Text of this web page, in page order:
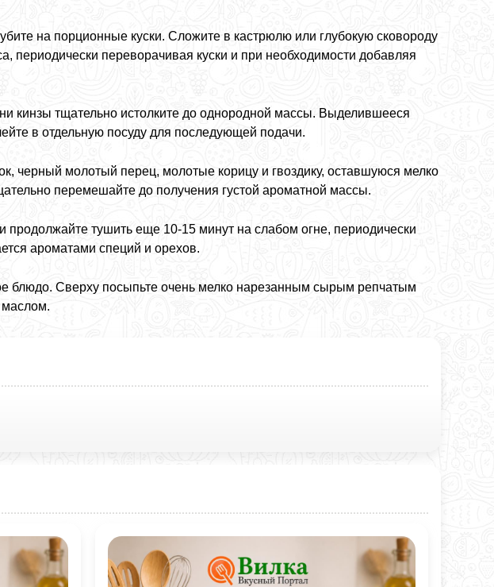
на порционные куски. Сложите в кастрюлю или глубокую сковороду
периодически переворачивая куски и при необходимости добавляя
кинзы тщательно истолките до однородной массы. Выделившееся
в отдельную посуду для последующей подачи.
черный молотый перец, молотые корицу и гвоздику, оставшуюся мелко
перемешайте до получения густой ароматной массы.
продолжайте тушить еще 10-15 минут на слабом огне, периодически
ароматами специй и орехов.
блюдо. Сверху посыпьте очень мелко нарезанным сырым репчатым